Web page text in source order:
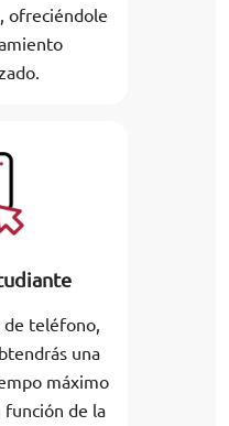
ofreciéndole
de teléfono,
una
máximo
función de la